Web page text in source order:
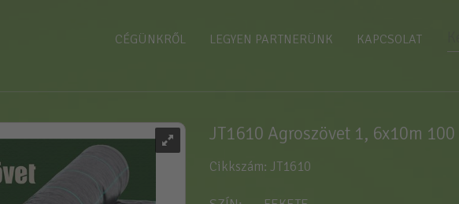
CÉGÜNKRŐL LEGYEN PARTNERÜNK KAPCSOLAT
JT1610 Agroszövet 1, 6x10m
Cikkszám: JT1610